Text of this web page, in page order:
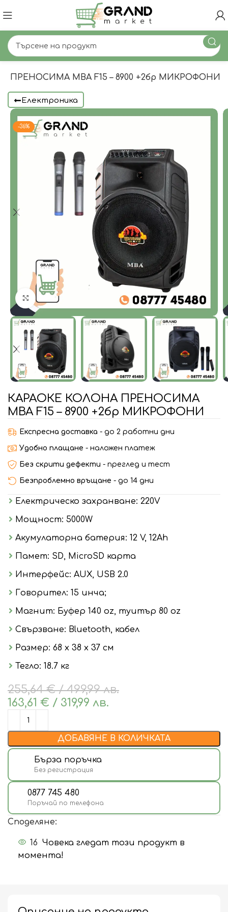
ПРЕНОСИМА MBA F15 – 8900 +2бр МИКРОФОНИ
Електроника
-36%
Увеличи
КАРАОКЕ КОЛОНА ПРЕНОСИМА
MBA F15 – 8900 +2бр МИКРОФОНИ
Експресна доставка - до 2 работни дни
Удобно плащане - наложен платеж
Без скрити дефекти - преглед и тест
Безпроблемно връщане - до 14 дни
Електрическо захранване: 220V
Мощност: 5000W
Акумулаторна батерия: 12 V, 12Аh
Памет: SD, MicroSD карта
Интерфейс: AUX, USB 2.0
Говорител: 15 инча;
Магнит: Буфер 140 oz, туитър 80 oz
Свързване: Bluetooth, кабел
Размер: 68 х 38 х 37 см
Тегло: 18.7 кг
255,64€/ 499,99 лв.
163,61€ / 319,99 лв.
ДОБАВЯНЕ В КОЛИЧКАТА
Бърза поръчка
Без регистрация
0877 745 480
Поръчай по телефона
Споделяне:
16 Човека гледат този продукт в
момента!